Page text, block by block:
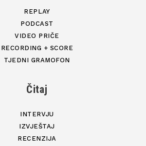
REPLAY
PODCAST
VIDEO PRIČE
RECORDING + SCORE
TJEDNI GRAMOFON
Čitaj
INTERVJU
IZVJEŠTAJ
RECENZIJA